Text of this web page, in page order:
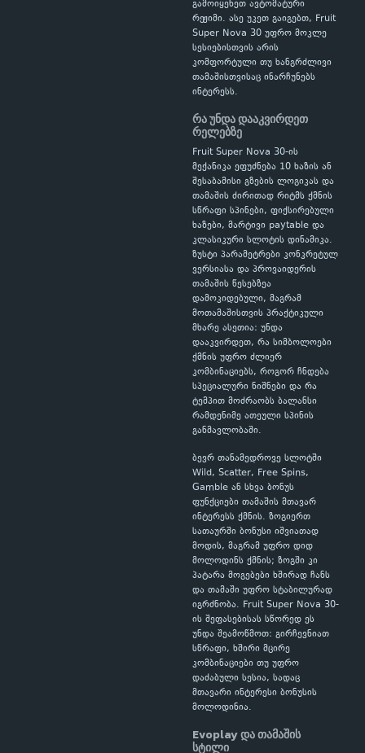
გამოიყენეთ ავტომატური
რეჟიმი. ასე უკეთ გაიგებთ, Fruit
Super Nova 30 უფრო მოკლე
სესიებისთვის არის
კომფორტული თუ ხანგრძლივი
თამაშისთვისაც ინარჩუნებს
ინტერესს.
რა უნდა დააკვირდეთ
რელებზე
Fruit Super Nova 30-ის
მექანიკა ეფუძნება 10 ხაზის ან
შესაბამისი გზების ლოგიკას და
თამაშის ძირითად რიტმს ქმნის
სწრაფი სპინები, ფიქსირებული
ხაზები, მარტივი paytable და
კლასიკური სლოტის დინამიკა.
ზუსტი პარამეტრები კონკრეტულ
ვერსიასა და პროვაიდერის
თამაშის წესებზეა
დამოკიდებული, მაგრამ
მოთამაშისთვის პრაქტიკული
მხარე ასეთია: უნდა
დააკვირდეთ, რა სიმბოლოები
ქმნის უფრო ძლიერ
კომბინაციებს, როგორ ჩნდება
სპეციალური ნიშნები და რა
ტემპით მოძრაობს ბალანსი
რამდენიმე ათეული სპინის
განმავლობაში.
ბევრ თანამედროვე სლოტში
Wild, Scatter, Free Spins,
Gamble ან სხვა ბონუს
ფუნქციები თამაშის მთავარ
ინტერესს ქმნის. ზოგიერთ
სათაურში ბონუსი იშვიათად
მოდის, მაგრამ უფრო დიდ
მოლოდინს ქმნის; ზოგში კი
პატარა მოგებები ხშირად ჩანს
და თამაში უფრო სტაბილურად
იგრძნობა. Fruit Super Nova 30-
ის შეფასებისას სწორედ ეს
უნდა შეამოწმოთ: გირჩევნიათ
სწრაფი, ხშირი მცირე
კომბინაციები თუ უფრო
დაძაბული სესია, სადაც
მთავარი ინტერესი ბონუსის
მოლოდინია.
Evoplay და თამაშის
სტილი